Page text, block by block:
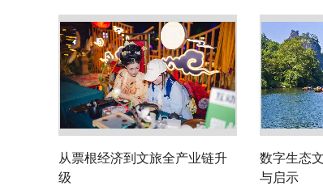
从票根经济到文旅全产业链升
级
数字生态
与启示